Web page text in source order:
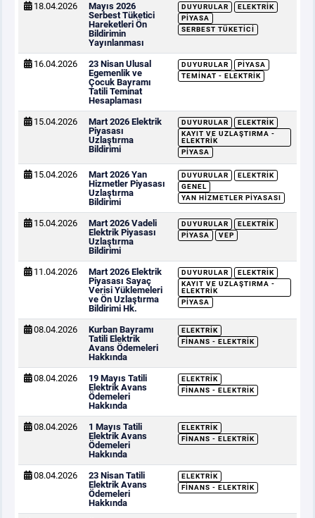
18.04.2026
Mayıs 2026
Serbest Tüketici
Hareketleri Ön
Bildirimin
Yayınlanması
DUYURULAR
ELEKTRIK
PIYASA
SERBEST TÜKETICI
16.04.2026
23 Nisan Ulusal
Egemenlik ve
Çocuk Bayramı
Tatili Teminat
Hesaplaması
DUYURULAR
PIYASA
TEMINAT - ELEKTRIK
15.04.2026
Mart 2026 Elektrik
Piyasası
Uzlaştırma
Bildirimi
DUYURULAR
ELEKTRIK
KAYIT VE UZLAŞTIRMA -
ELEKTRIK
PIYASA
15.04.2026
Mart 2026 Yan
Hizmetler Piyasası
Uzlaştırma
Bildirimi
DUYURULAR
ELEKTRIK
GENEL
YAN HIZMETLER PIYASASI
15.04.2026
Mart 2026 Vadeli
Elektrik Piyasası
Uzlaştırma
Bildirimi
DUYURULAR
ELEKTRIK
PIYASA
VEP
11.04.2026
Mart 2026 Elektrik
Piyasası Sayaç
Verisi Yüklemeleri
ve Ön Uzlaştırma
Bildirimi Hk.
DUYURULAR
ELEKTRIK
KAYIT VE UZLAŞTIRMA -
ELEKTRIK
PIYASA
08.04.2026
Kurban Bayramı
Tatili Elektrik
Avans Ödemeleri
Hakkında
ELEKTRIK
FINANS - ELEKTRIK
08.04.2026
19 Mayıs Tatili
Elektrik Avans
Ödemeleri
Hakkında
ELEKTRIK
FINANS - ELEKTRIK
08.04.2026
1 Mayıs Tatili
Elektrik Avans
Ödemeleri
Hakkında
ELEKTRIK
FINANS - ELEKTRIK
08.04.2026
23 Nisan Tatili
Elektrik Avans
Ödemeleri
Hakkında
ELEKTRIK
FINANS - ELEKTRIK